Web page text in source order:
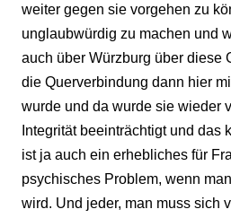
weiter gegen sie vorgehen zu
unglaubwürdig zu machen und
auch über Würzburg über diese
die Querverbindung dann hier
wurde und da wurde sie wieder
Integrität beeinträchtigt und das
ist ja auch ein erhebliches für
psychisches Problem, wenn
wird. Und jeder, man muss sich